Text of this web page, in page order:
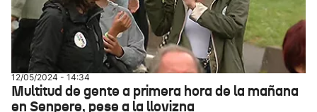
12/05/2024 - 14:34
Multitud de gente a primera hora de la mañana
en Senpere, pese a la llovizna